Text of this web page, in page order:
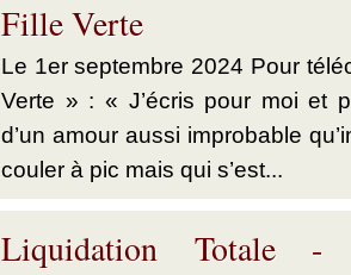
Fille Verte
Le 1er septembre 2024 Pour
Verte » : « J’écris pour moi et
d’un amour aussi improbable
couler à pic mais qui s’est...
Liquidation Totale